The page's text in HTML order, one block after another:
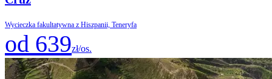
Wycieczka fakultatywna z Hiszpanii, Teneryfa
od 639zł/os.